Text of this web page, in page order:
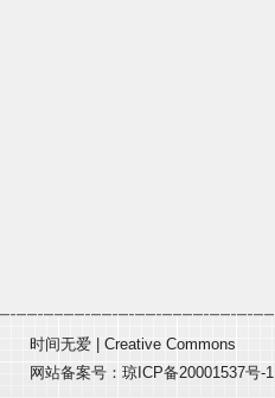
时间无爱
Creative Commons
网站备案号： 琼ICP备20001537号-1